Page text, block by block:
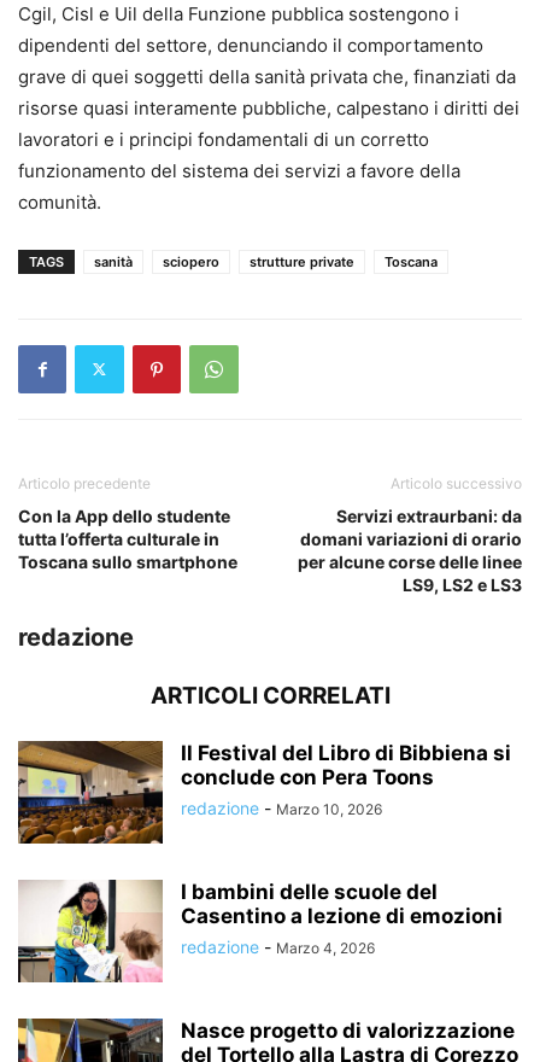
Cgil, Cisl e Uil della Funzione pubblica sostengono i
dipendenti del settore, denunciando il comportamento
grave di quei soggetti della sanità privata che, finanziati da
risorse quasi interamente pubbliche, calpestano i diritti dei
lavoratori e i principi fondamentali di un corretto
funzionamento del sistema dei servizi a favore della
comunità.
TAGS sanità sciopero strutture private Toscana
Articolo precedente
Con la App dello studente
tutta l’offerta culturale in
Toscana sullo smartphone
Articolo successivo
Servizi extraurbani: da
domani variazioni di orario
per alcune corse delle linee
LS9, LS2 e LS3
redazione
ARTICOLI CORRELATI
Il Festival del Libro di Bibbiena si
conclude con Pera Toons
redazione - Marzo 10, 2026
I bambini delle scuole del
Casentino a lezione di emozioni
redazione - Marzo 4, 2026
Nasce progetto di valorizzazione
del Tortello alla Lastra di Corezzo